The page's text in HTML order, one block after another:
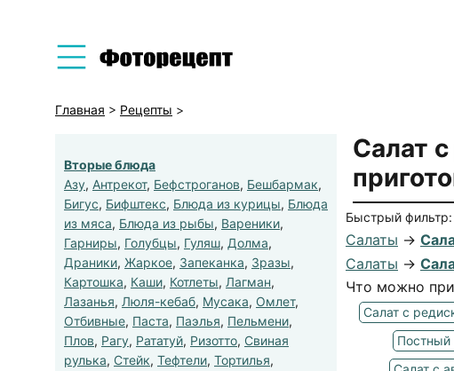
Главная > Рецепты >
Вторые блюда
Азу, Антрекот, Бефстроганов, Бешбармак,
Бигус, Бифштекс, Блюда из курицы, Блюда
из мяса, Блюда из рыбы, Вареники,
Гарниры, Голубцы, Гуляш, Долма,
Драники, Жаркое, Запеканка, Зразы,
Картошка, Каши, Котлеты, Лагман,
Лазанья, Люля-кебаб, Мусака, Омлет,
Отбивные, Паста, Паэлья, Пельмени,
Плов, Рагу, Рататуй, Ризотто, Свиная
рулька, Стейк, Тефтели, Тортилья,
Салат
Быстрый фильтр:
Салаты →
Салаты →
Что можно
Салат с
Постный